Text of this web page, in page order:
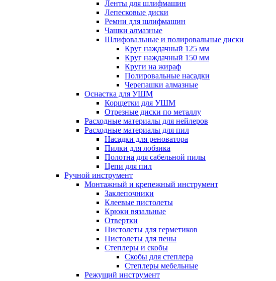
Ленты для шлифмашин
Лепесковые диски
Ремни для шлифмашин
Чашки алмазные
Шлифовальные и полировальные диски
Круг наждачный 125 мм
Круг наждачный 150 мм
Круги на жираф
Полировальные насадки
Черепашки алмазные
Оснастка для УШМ
Корщетки для УШМ
Отрезные диски по металлу
Расходные материалы для нейлеров
Расходные материалы для пил
Насадки для реноватора
Пилки для лобзика
Полотна для сабельной пилы
Цепи для пил
Ручной инструмент
Монтажный и крепежный инструмент
Заклепочники
Клеевые пистолеты
Крюки вязальные
Отвертки
Пистолеты для герметиков
Пистолеты для пены
Степлеры и скобы
Скобы для степлера
Степлеры мебельные
Режущий инструмент